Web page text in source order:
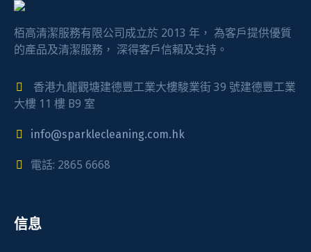
栢高清潔服務有限公司成立於 2013 年， 為客戶提供優質
的產品及清潔服務， 深得客戶信賴及支持。
香港九龍觀塘建德豐工業大樓駿業街 39 號建德豐工業
大樓 11 樓 B9 室
info@sparklecleaning.com.hk
電話: 2865 6668
信息